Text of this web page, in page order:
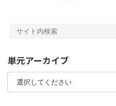
単元アーカイブ